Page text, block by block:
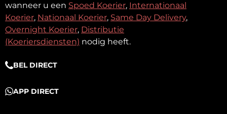
wanneer u een Spoed Koerier, Internationaal
Koerier, Nationaal Koerier, Same Day Delivery,
Overnight Koerier, Distributie
(Koeriersdiensten) nodig heeft.
BEL DIRECT
APP DIRECT